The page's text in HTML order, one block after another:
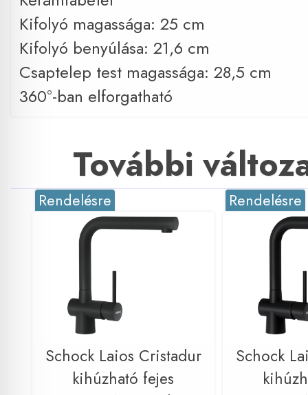
Kifolyó magassága: 25 cm
Kifolyó benyúlása: 21,6 cm
Csaptelep test magassága: 28,5 cm
360°-ban elforgatható
További
Rendelésre
Schock Laios Cristadur
kihúzható fejes
Rendelésre
Schock